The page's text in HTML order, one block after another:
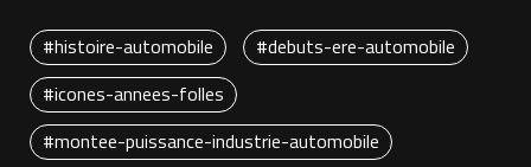
#histoire-automobile
#debuts-ere-automobile
#icones-annees-folles
#montee-puissance-industrie-automobile